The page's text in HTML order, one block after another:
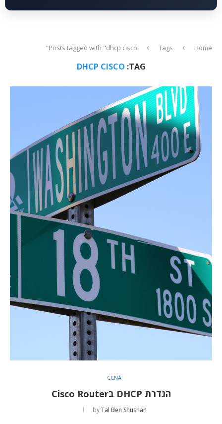
Home
Tags
Posts tagged with "dhcp cisco"
TAG:
DHCP CISCO
CCNA
הגדרת DHCP בCisco Router
byTal Ben Shushan